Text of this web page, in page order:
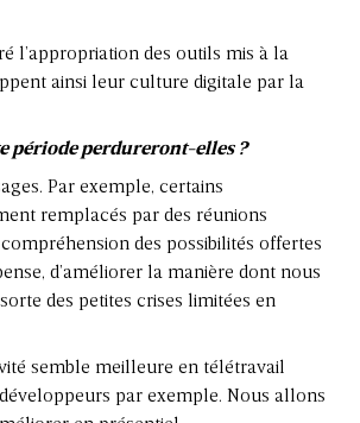
l’appropriation des outils mis à la
ainsi leur culture digitale par la
période perdureront-elles ?
Par exemple, certains
remplacés par des réunions
des possibilités offertes
d’améliorer la manière dont nous
des petites crises limitées en
semble meilleure en télétravail
par exemple. Nous allons